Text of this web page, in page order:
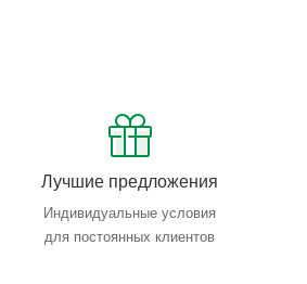
Лучшие предложения
Индивидуальные условия
для постоянных клиентов